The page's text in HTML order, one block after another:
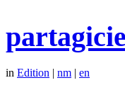
in Edition | nm | en